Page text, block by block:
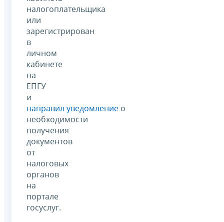
налогоплательщика
или
зарегистрирован
в
личном
кабинете
на
ЕПГУ
и
направил уведомление о
необходимости
получения
документов
от
налоговых
органов
на
портале
госуслуг.